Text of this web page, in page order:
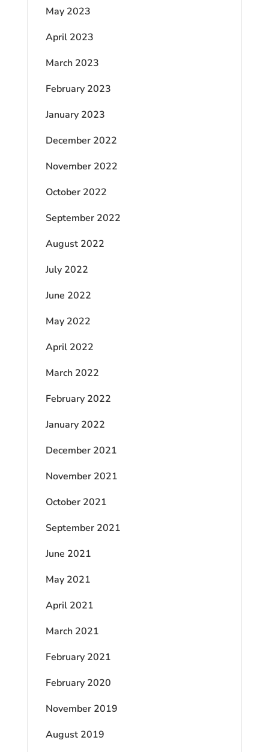
May 2023
April 2023
March 2023
February 2023
January 2023
December 2022
November 2022
October 2022
September 2022
August 2022
July 2022
June 2022
May 2022
April 2022
March 2022
February 2022
January 2022
December 2021
November 2021
October 2021
September 2021
June 2021
May 2021
April 2021
March 2021
February 2021
February 2020
November 2019
August 2019